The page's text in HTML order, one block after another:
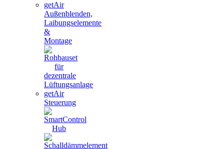
getAir
Außenblenden,
Laibungselemente
&
Montage
getAir
Steuerung